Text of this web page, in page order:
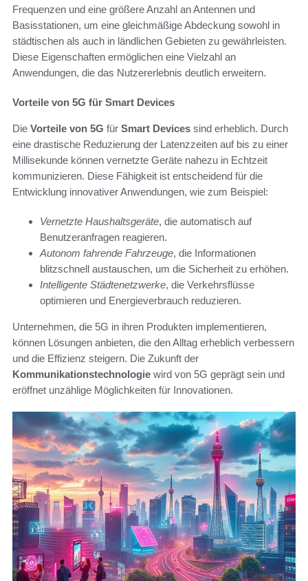
Frequenzen und eine größere Anzahl an Antennen und
Basisstationen, um eine gleichmäßige Abdeckung sowohl in
städtischen als auch in ländlichen Gebieten zu gewährleisten.
Diese Eigenschaften ermöglichen eine Vielzahl an
Anwendungen, die das Nutzererlebnis deutlich erweitern.
Vorteile von 5G für Smart Devices
Die Vorteile von 5G für Smart Devices sind erheblich. Durch
eine drastische Reduzierung der Latenzzeiten auf bis zu einer
Millisekunde können vernetzte Geräte nahezu in Echtzeit
kommunizieren. Diese Fähigkeit ist entscheidend für die
Entwicklung innovativer Anwendungen, wie zum Beispiel:
Vernetzte Haushaltsgeräte, die automatisch auf
Benutzeranfragen reagieren.
Autonom fahrende Fahrzeuge, die Informationen
blitzschnell austauschen, um die Sicherheit zu erhöhen.
Intelligente Städtenetzwerke, die Verkehrsflüsse
optimieren und Energieverbrauch reduzieren.
Unternehmen, die 5G in ihren Produkten implementieren,
können Lösungen anbieten, die den Alltag erheblich verbessern
und die Effizienz steigern. Die Zukunft der
Kommunikationstechnologie wird von 5G geprägt sein und
eröffnet unzählige Möglichkeiten für Innovationen.